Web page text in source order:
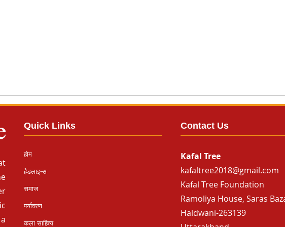
Quick Links
होम
हैडलाइन्स
समाज
पर्यावरण
कला साहित्य
Contact Us
Kafal Tree
kafaltree2018@gmail.com
Kafal Tree Foundation
Ramoliya House, Saras
Haldwani-263139